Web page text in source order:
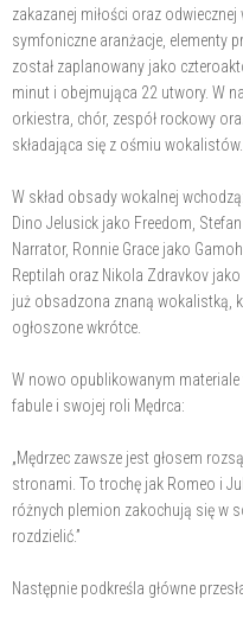
zakazanej miłości oraz odwiecznej
symfoniczne aranżacje, elementy
został zaplanowany jako
minut i obejmująca 22 utwory. W
orkiestra, chór, zespół rockowy
składająca się z ośmiu wokalistów.
W skład obsady wokalnej
Dino Jelusick jako Freedom,
Narrator, Ronnie Grace jako
Reptilah oraz Nikola Zdravkov jako
już obsadzona znaną wokalistką,
ogłoszone wkrótce.
W nowo opublikowanym materiale
fabule i swojej roli Mędrca:
„Mędrzec zawsze jest głosem
stronami. To trochę jak Romeo i
różnych plemion zakochują się w
rozdzielić.”
Następnie podkreśla główne